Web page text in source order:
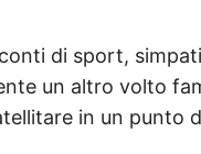
di sport,
un altro volto
in un punto